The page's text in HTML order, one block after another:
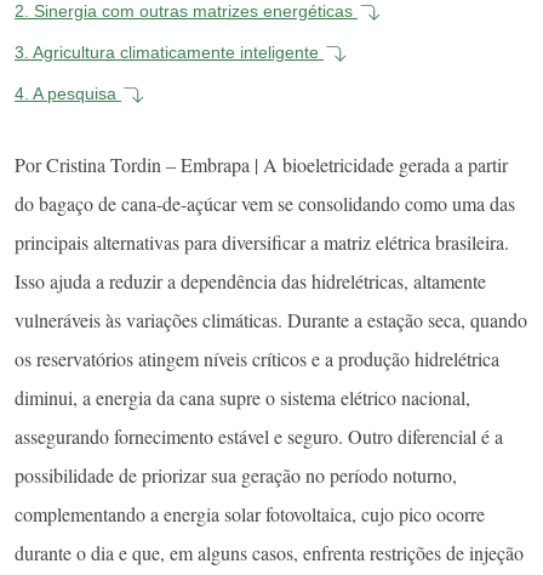
2. Sinergia com outras matrizes energéticas
3. Agricultura climaticamente inteligente
4. A pesquisa
Por Cristina Tordin – Embrapa | A bioeletricidade gerada a partir
do bagaço de cana-de-açúcar vem se consolidando como uma das
principais alternativas para diversificar a matriz elétrica brasileira.
Isso ajuda a reduzir a dependência das hidrelétricas, altamente
vulneráveis às variações climáticas. Durante a estação seca, quando
os reservatórios atingem níveis críticos e a produção hidrelétrica
diminui, a energia da cana supre o sistema elétrico nacional,
assegurando fornecimento estável e seguro. Outro diferencial é a
possibilidade de priorizar sua geração no período noturno,
complementando a energia solar fotovoltaica, cujo pico ocorre
durante o dia e que, em alguns casos, enfrenta restrições de injeção